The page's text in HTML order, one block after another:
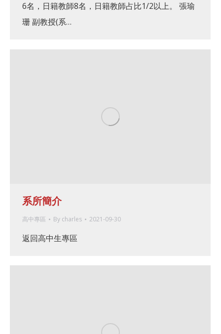
6名，日籍教師8名，日籍教師占比1/2以上。 張瑜
珊 副教授(系…
系所簡介
高中專區 By charles 2021-09-30
返回高中生專區